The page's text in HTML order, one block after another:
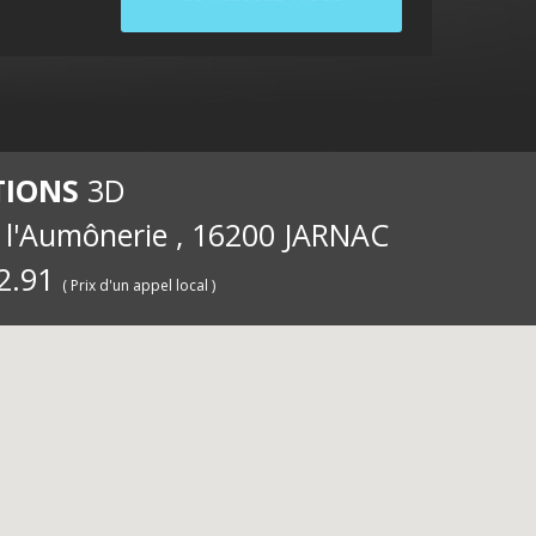
3D
, 16200 JARNAC
( Prix d'un appel local )